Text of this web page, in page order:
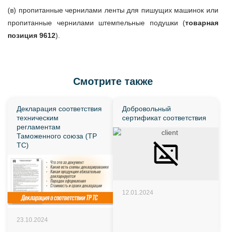
(в) пропитанные чернилами ленты для пишущих машинок или
пропитанные чернилами штемпельные подушки (товарная
позиция 9612).
Смотрите также
Декларация соответствия
техническим
регламентам
Таможенного союза (ТР
ТС)
23.10.2024
Добровольный
сертификат соответствия
12.01.2024